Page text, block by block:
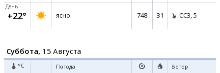
День
+22° ясно 748 31 ССЗ, 5
Суббота, 15 Августа
°C Погода Ветер